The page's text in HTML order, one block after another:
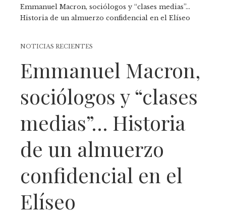
Emmanuel Macron, sociólogos y “clases medias”…
Historia de un almuerzo confidencial en el Elíseo
NOTICIAS RECIENTES
Emmanuel Macron,
sociólogos y “clases
medias”… Historia
de un almuerzo
confidencial en el
Elíseo